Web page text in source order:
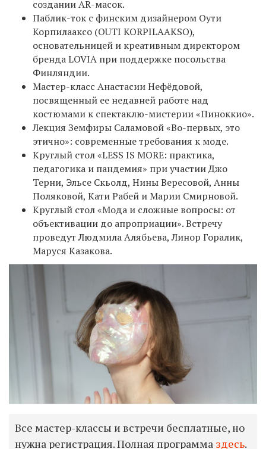
создании AR-масок.
Паблик-ток с финским дизайнером Оути
Корпилааксо (OUTI KORPILAAKSO),
основательницей и креативным директором
бренда LOVIA при поддержке посольства
Финляндии.
Мастер-класс Анастасии Нефёдовой,
посвященный ее недавней работе над
костюмами к спектаклю-мистерии «Пиноккио».
Лекция Земфиры Саламовой «Во-первых, это
этично»: современные требования к моде.
Круглый стол «LESS IS MORE: практика,
педагогика и пандемия» при участии Джо
Терни, Эльсе Скьолд, Нины Вересовой, Анны
Поляковой, Кати Рабей и Марии Смирновой.
Круглый стол «Мода и сложные вопросы: от
объективации до апроприации». Встречу
проведут Людмила Алябьева, Линор Горалик,
Маруся Казакова.
Все мастер-классы и встречи бесплатные, но
нужна регистрация. Полная программа здесь.